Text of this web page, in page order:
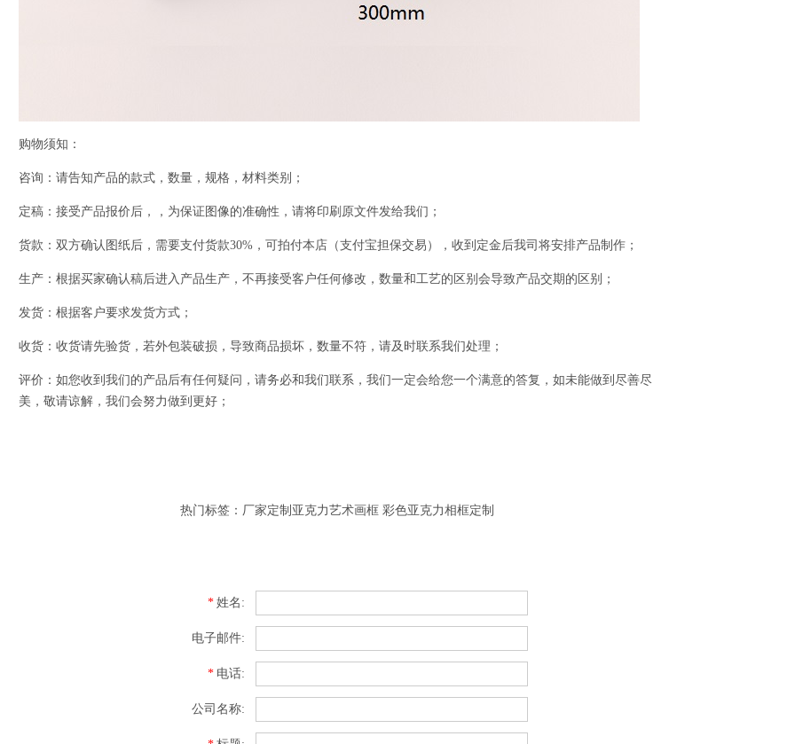
购物须知：
咨询：请告知产品的款式，数量，规格，材料类别；
定稿：接受产品报价后，，为保证图像的准确性，请将印刷原文件发给我们；
货款：双方确认图纸后，需要支付货款30%，可拍付本店（支付宝担保交易），收到定金后我司将安排产品制作；
生产：根据买家确认稿后进入产品生产，不再接受客户任何修改，数量和工艺的区别会导致产品交期的区别；
发货：根据客户要求发货方式；
收货：收货请先验货，若外包装破损，导致商品损坏，数量不符，请及时联系我们处理；
评价：如您收到我们的产品后有任何疑问，请务必和我们联系，我们一定会给您一个满意的答复，如未能做到尽善尽
美，敬请谅解，我们会努力做到更好；
热门标签：厂家定制亚克力艺术画框 彩色亚克力相框定制
* 姓名:
电子邮件:
* 电话:
公司名称: